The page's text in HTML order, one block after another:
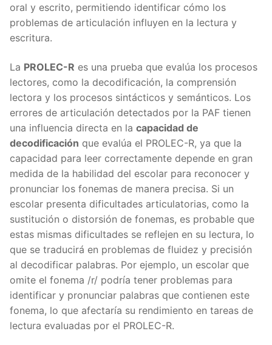
oral y escrito, permitiendo identificar cómo los
problemas de articulación influyen en la lectura y
escritura.
La PROLEC-R es una prueba que evalúa los procesos
lectores, como la decodificación, la comprensión
lectora y los procesos sintácticos y semánticos. Los
errores de articulación detectados por la PAF tienen
una influencia directa en la capacidad de
decodificación que evalúa el PROLEC-R, ya que la
capacidad para leer correctamente depende en gran
medida de la habilidad del escolar para reconocer y
pronunciar los fonemas de manera precisa. Si un
escolar presenta dificultades articulatorias, como la
sustitución o distorsión de fonemas, es probable que
estas mismas dificultades se reflejen en su lectura, lo
que se traducirá en problemas de fluidez y precisión
al decodificar palabras. Por ejemplo, un escolar que
omite el fonema /r/ podría tener problemas para
identificar y pronunciar palabras que contienen este
fonema, lo que afectaría su rendimiento en tareas de
lectura evaluadas por el PROLEC-R.